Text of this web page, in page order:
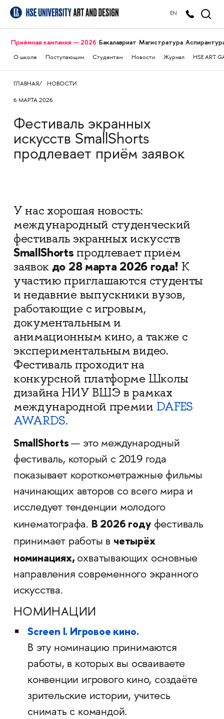
EN
Приёмная кампания — 2026 Бакалавриат Магистратура
О школе Поступающим Студентам Новости Журнал HSE ART
ГЛАВНАЯ НОВОСТИ
6 МАРТА 2026
Фестиваль экранных
искусств SmallShorts
продлевает приём заявок
У нас хорошая новость:
международный студенческий
фестиваль экранных искусств
SmallShorts продлевает приём
заявок до 28 марта 2026 года! К
участию приглашаются студенты
и недавние выпускники вузов,
работающие с игровым,
документальным и
анимационным кино, а также с
экспериментальным видео.
Фестиваль проходит на
конкурсной платформе Школы
дизайна НИУ ВШЭ в рамках
международной премии DAFES
AWARDS.
SmallShorts— это международный
фестиваль, который c 2019 года
показывает короткометражные фильмы
начинающих авторов со всего мира и
исследует тенденции молодого
кинематографа. В 2026 годуфестиваль
принимает работы в четырёх
номинациях, охватывающих основные
направления современного экранного
искусства.
НОМИНАЦИИ
Screen I. Игровое кино.
В эту номинацию принимаются
работы, в которых вы осваиваете
конвенции игрового кино, создаёте
зрительские истории, учитесь
снимать с командой.